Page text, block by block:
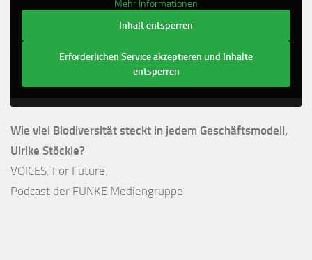
Mehr Informationen
Inhalt entsperren
Erforderlichen Service akzeptieren und Inhalte
entsperren
Wie viel Biodiversität steckt in jedem Geschäftsmodell,
Ulrike Stöckle?
VOICES. For Future.
Podcast der FUNKE Mediengruppe